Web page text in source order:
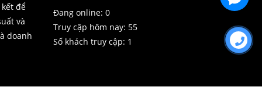
để
và
doanh
Đang online: 0
Truy cập hôm nay: 55
Số khách truy cập: 1